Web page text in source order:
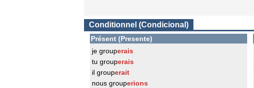
Conditionnel (Condicional)
Présent (Presente)
je grouperais
tu grouperais
il grouperait
nous grouperions